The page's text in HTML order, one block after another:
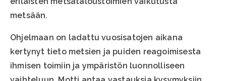
metsään.
Ohjelmaan on ladattu vuosisatojen aikana
kertynyt tieto metsien ja puiden reagoimisesta
ihmisen toimiin ja ympäristön luonnolliseen